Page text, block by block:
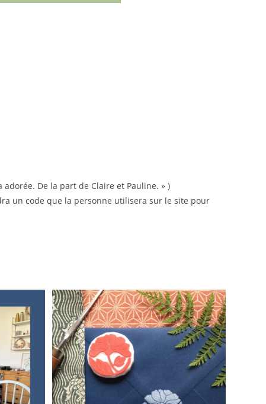
De la part de Claire et Pauline. » )
un code que la personne utilisera sur le site pour